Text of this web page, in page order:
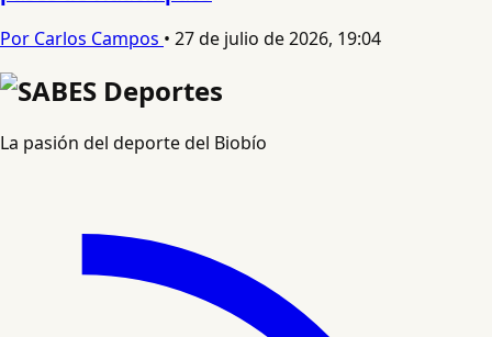
Por Carlos Campos • 27 de julio de 2026, 19:04
La pasión del deporte del Biobío